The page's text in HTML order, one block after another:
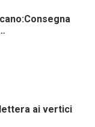
ai vertici